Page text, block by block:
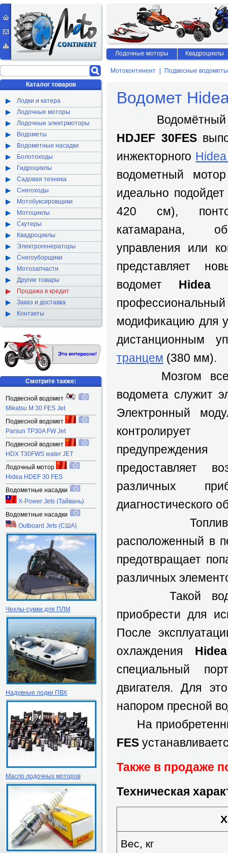
Мотоконтинент Подвесные водометы
Водомет
Водомётный
HDJEF 30FES
инжекторного
водометный
идеально
420 см),
катамарана,
управления или
представляет
водомет Hidea
модификацию для
дистанционным
транцем (380 мм).
Мозгом всей
водомета служит
Электронный
предоставляет
различных
диагностического
Топливный
расположенный в
предотвращает
различных
Такой
приобрести для
После
охлаждения
специальный
двигателя. Для
напором пресной
На
FES
Также в продаже
Техническая
Вес, кг
Каталог товаров
Лодки и катера
Лодочные моторы
Лодочные электрмоторы
Водометы
Водометные насадки
Болотоходы
Гидроциклы
Садовая техника
Снегоходы
Мотобуксировщики
Мотоциклы
Скутеры
Квадроциклы
Электрогенераторы
Снегоуборщики
Мотозапчасти
Другие товары
Продажа в кредит
Заказ и доставка
Контакты
Смотрите также:
Подвесной водомет
Mikatsu M 30 FES Jet
Подвесной водомет
Parsun TP30A FW Jet
Подвесной водомет
HDX T30FWS water JET
Лодочный мотор
Hidea HDEF 30 FES
Водометные насадки
X-Power Jets (Тайвань)
Водометные насадки
Outboard Jets (США)
Чехлы-сумки для ПЛМ
Надувные лодки ПВХ
Масло лодочных моторов
Лодочные моторы Квадроциклы